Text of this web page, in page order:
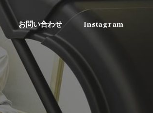
お問い合わせ Instagram